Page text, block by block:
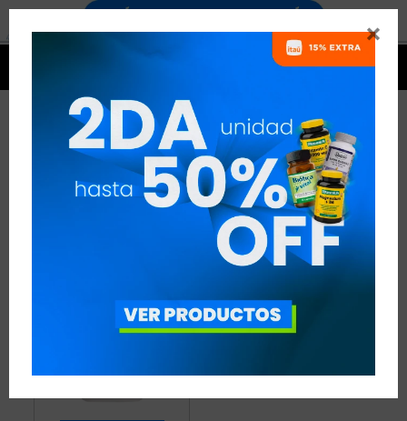

ZINC
QUITAR FILTROS
RECOMENDADOS